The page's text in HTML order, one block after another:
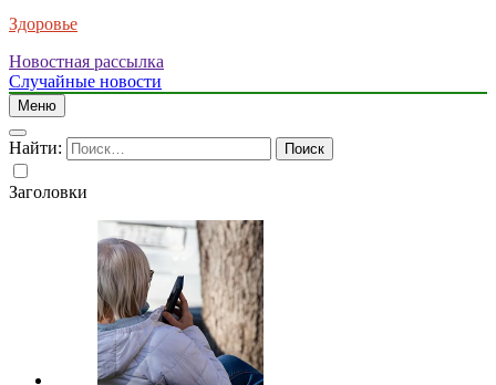
Здоровье
Новостная рассылка
Случайные новости
Меню
Найти:
Заголовки